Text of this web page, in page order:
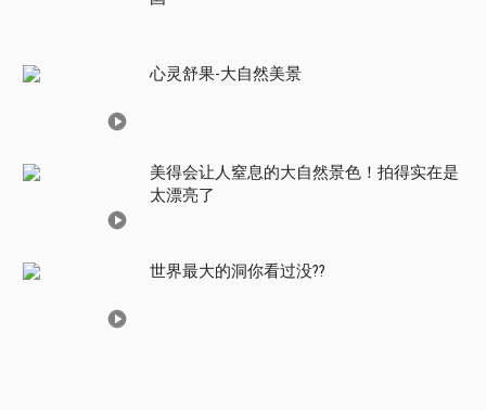
心灵舒果-大自然美景
美得会让人窒息的大自然景色！拍得实在是
太漂亮了
世界最大的洞你看过没??